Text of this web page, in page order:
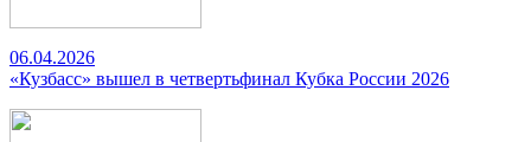
06.04.2026
«Кузбасс» вышел в четвертьфинал Кубка России 2026